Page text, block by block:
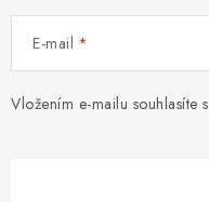
E-mail
Vložením e-mailu souhlasíte s